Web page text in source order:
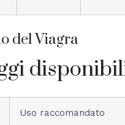
del Viagra
Uso raccomandato